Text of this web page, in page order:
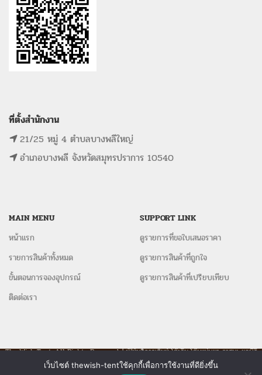
ที่ตั้งสำนักงาน
21/25 หมู่ 4 ตำบลบางพลีใหญ่
อำเภอบางพลี จังหวัดสมุทรปราการ 10540
MAIN MENU
หน้าแรก
รายการสินค้าทั้งหมด
ขั้นตอนการจองอุปกรณ์
ติดต่อเรา
SUPPORT LINK
ดูรายการที่ขอใบเสนอราคา
ดูรายการสินค้าที่ถูกใจ
ดูรายการสินค้าที่เปรียบเทียบ
The Wish Tent. All Rights Reserved. | ผู้ให้บริการเต็นท์ โต๊ะจีน โต๊ะหมู่บูชา-อาสนะ ชุดพิธี
งานแต่ง รวมถึงอุปกรณ์ต่างๆมากกว่า 100 รายการ ให้บริการทั้งในกรุงเทพและต่างจังหวัด
เว็บไซต์ thewish-tentใช้คุกกี้เพื่อการใช้งานที่ดียิ่งขึ้น
ติดต่อเรา